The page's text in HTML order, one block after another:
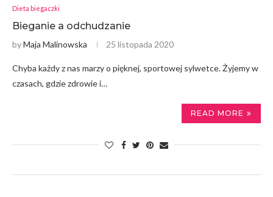
Dieta biegaczki
Bieganie a odchudzanie
byMaja Malinowska 25 listopada 2020
Chyba każdy z nas marzy o pięknej, sportowej sylwetce. Żyjemy w
czasach, gdzie zdrowie i…
READ MORE